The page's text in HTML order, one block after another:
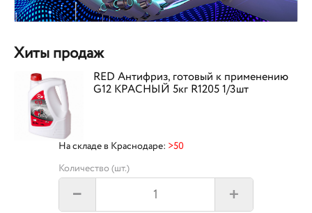
Хиты продаж
RED Антифриз, готовый к применению
G12 КРАСНЫЙ 5кг R1205 1/3шт
На складе в Краснодаре: >50
Количество (шт.)
– +